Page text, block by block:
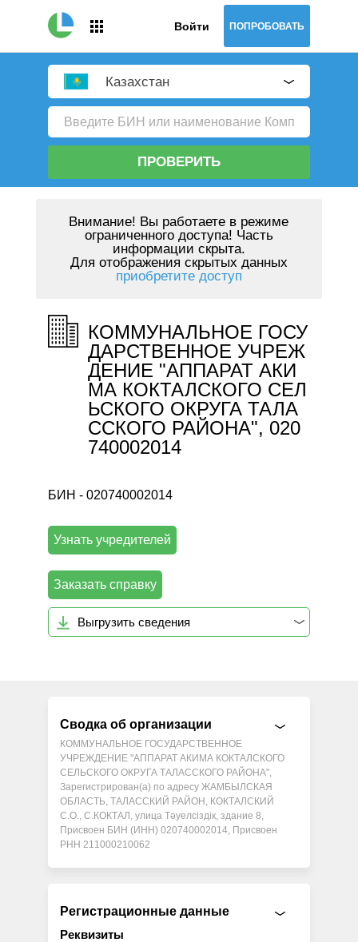
Войти ПОПРОБОВАТЬ
Казахстан
ПРОВЕРИТЬ
Внимание! Вы работаете в режиме
ограниченного доступа! Часть
информации скрыта.
Для отображения скрытых данных
приобретите доступ
КОММУНАЛЬНОЕ ГОСУ
ДАРСТВЕННОЕ УЧРЕЖ
ДЕНИЕ "АППАРАТ АКИ
МА КОКТАЛСКОГО СЕЛ
ЬСКОГО ОКРУГА ТАЛА
ССКОГО РАЙОНА", 020
740002014
БИН - 020740002014
Узнать учредителей
Заказать справку
Выгрузить сведения
Сводка об организации
КОММУНАЛЬНОЕ ГОСУДАРСТВЕННОЕ
УЧРЕЖДЕНИЕ "АППАРАТ АКИМА КОКТАЛСКОГО
СЕЛЬСКОГО ОКРУГА ТАЛАССКОГО РАЙОНА",
Зарегистрирован(а) по адресу ЖАМБЫЛСКАЯ
ОБЛАСТЬ, ТАЛАССКИЙ РАЙОН, КОКТАЛСКИЙ
С.О., С.КОКТАЛ, улица Тәуелсіздік, здание 8,
Присвоен БИН (ИНН) 020740002014, Присвоен
РНН 211000210062
Регистрационные данные
Реквизиты